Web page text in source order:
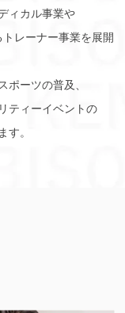
ィカル事業や
レーナー事業を展開
ポーツの普及、
ティーイベントの
す。